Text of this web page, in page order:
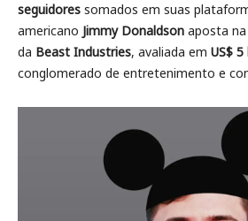
seguidores somados em suas
americano Jimmy Donaldson aposta
da Beast Industries, avaliada em US$
conglomerado de entretenimento e